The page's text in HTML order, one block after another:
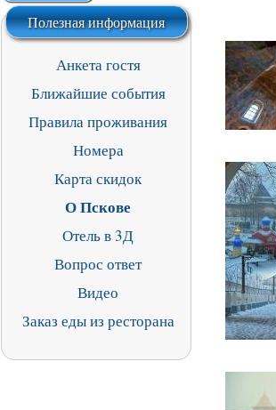
Полезная информация
Анкета гостя
Ближайшие события
Правила проживания
Номера
Карта скидок
О Пскове
Отель в 3Д
Вопрос ответ
Видео
Заказ еды из ресторана